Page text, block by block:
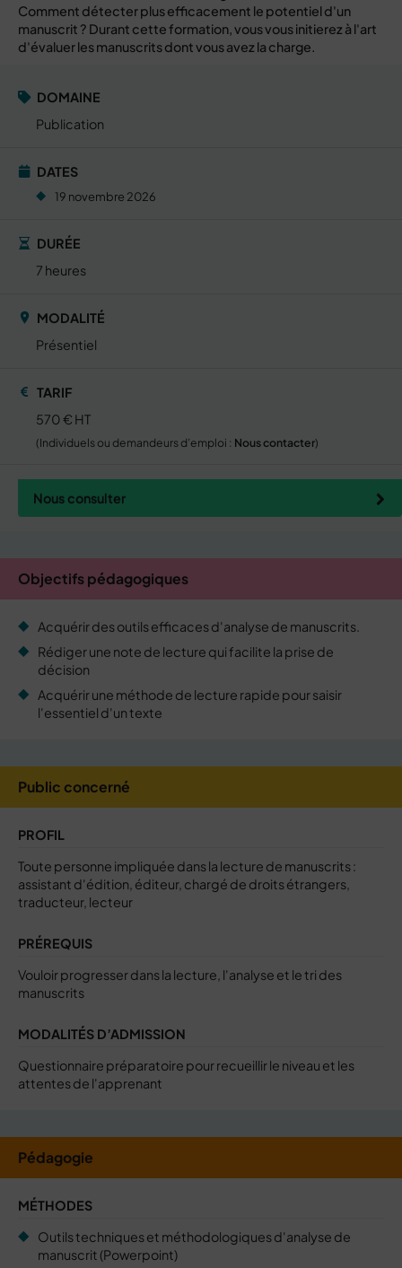
Comment détecter plus efficacement le potentiel d'un
manuscrit ? Durant cette formation, vous vous initierez à l'art
d'évaluer les manuscrits dont vous avez la charge.
DOMAINE
Publication
DATES
19 novembre 2026
DURÉE
7 heures
MODALITÉ
Présentiel
TARIF
570 € HT
(Individuels ou demandeurs d’emploi : Nous contacter)
Nous consulter
Objectifs pédagogiques
Acquérir des outils efficaces d'analyse de manuscrits.
Rédiger une note de lecture qui facilite la prise de
décision
Acquérir une méthode de lecture rapide pour saisir
l'essentiel d'un texte
Public concerné
PROFIL
Toute personne impliquée dans la lecture de manuscrits :
assistant d'édition, éditeur, chargé de droits étrangers,
traducteur, lecteur
PRÉREQUIS
Vouloir progresser dans la lecture, l'analyse et le tri des
manuscrits
MODALITÉS D’ADMISSION
Questionnaire préparatoire pour recueillir le niveau et les
attentes de l'apprenant
Pédagogie
MÉTHODES
Outils techniques et méthodologiques d'analyse de
manuscrit (Powerpoint)